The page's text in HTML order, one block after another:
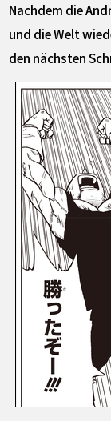
Nachdem die
und die Welt
den nächsten